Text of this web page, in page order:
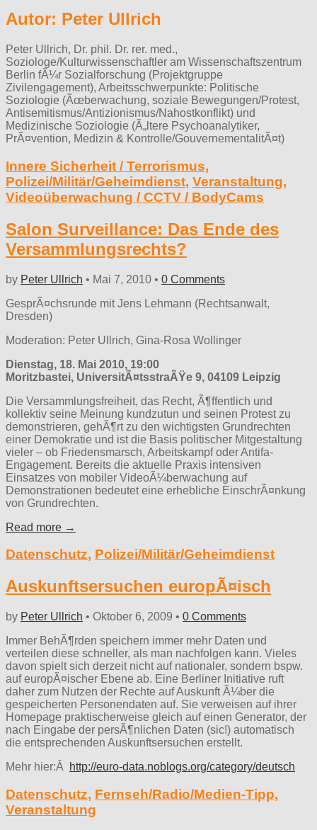
Autor: Peter Ullrich
Peter Ullrich, Dr. phil. Dr. rer. med.,
Soziologe/Kulturwissenschaftler am Wissenschaftszentrum
Berlin fÃ¼r Sozialforschung (Projektgruppe
Zivilengagement), Arbeitsschwerpunkte: Politische
Soziologie (Ãœberwachung, soziale Bewegungen/Protest,
Antisemitismus/Antizionismus/Nahostkonflikt) und
Medizinische Soziologie (Ã„ltere Psychoanalytiker,
PrÃ¤vention, Medizin & Kontrolle/GouvernementalitÃ¤t)
Innere Sicherheit / Terrorismus,
Polizei/Militär/Geheimdienst, Veranstaltung,
Videoüberwachung / CCTV / BodyCams
Salon Surveillance: Das Ende des
Versammlungsrechts?
by Peter Ullrich • Mai 7, 2010 • 0 Comments
GesprÃ¤chsrunde mit Jens Lehmann (Rechtsanwalt,
Dresden)
Moderation: Peter Ullrich, Gina-Rosa Wollinger
Dienstag, 18. Mai 2010, 19:00
Moritzbastei, UniversitÃ¤tsstraÃŸe 9, 04109 Leipzig
Die Versammlungsfreiheit, das Recht, Ã¶ffentlich und
kollektiv seine Meinung kundzutun und seinen Protest zu
demonstrieren, gehÃ¶rt zu den wichtigsten Grundrechten
einer Demokratie und ist die Basis politischer Mitgestaltung
vieler – ob Friedensmarsch, Arbeitskampf oder Antifa-
Engagement. Bereits die aktuelle Praxis intensiven
Einsatzes von mobiler VideoÃ¼berwachung auf
Demonstrationen bedeutet eine erhebliche EinschrÃ¤nkung
von Grundrechten.
Read more →
Datenschutz, Polizei/Militär/Geheimdienst
Auskunftsersuchen europÃ¤isch
by Peter Ullrich • Oktober 6, 2009 • 0 Comments
Immer BehÃ¶rden speichern immer mehr Daten und
verteilen diese schneller, als man nachfolgen kann. Vieles
davon spielt sich derzeit nicht auf nationaler, sondern bspw.
auf europÃ¤ischer Ebene ab. Eine Berliner Initiative ruft
daher zum Nutzen der Rechte auf Auskunft Ã¼ber die
gespeicherten Personendaten auf. Sie verweisen auf ihrer
Homepage praktischerweise gleich auf einen Generator, der
nach Eingabe der persÃ¶nlichen Daten (sic!) automatisch
die entsprechenden Auskunftsersuchen erstellt.
Mehr hier:Â
http://euro-data.noblogs.org/category/deutsch
Datenschutz, Fernseh/Radio/Medien-Tipp,
Veranstaltung